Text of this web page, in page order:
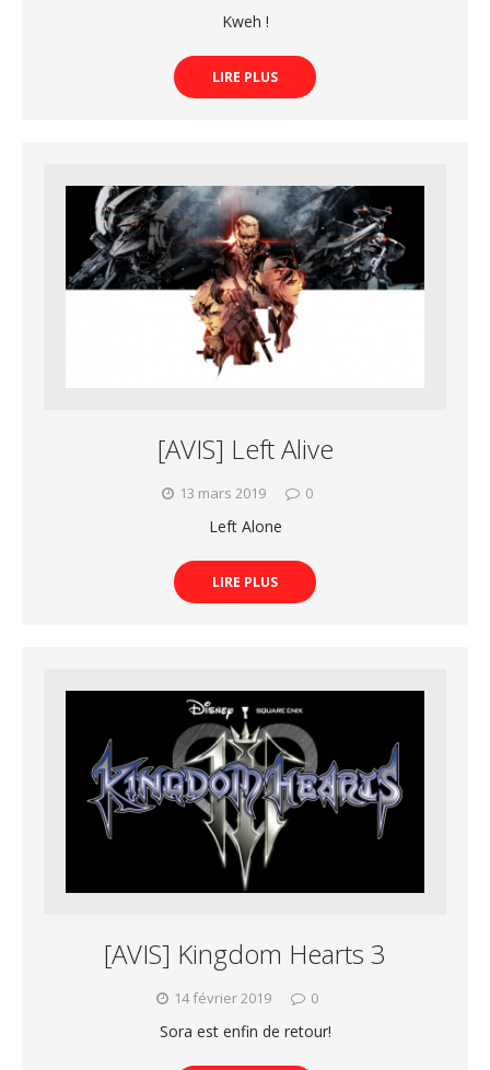
Kweh !
LIRE PLUS
[AVIS] Left Alive
13 mars 2019 0
Left Alone
LIRE PLUS
[AVIS] Kingdom Hearts 3
14 février 2019 0
Sora est enfin de retour!